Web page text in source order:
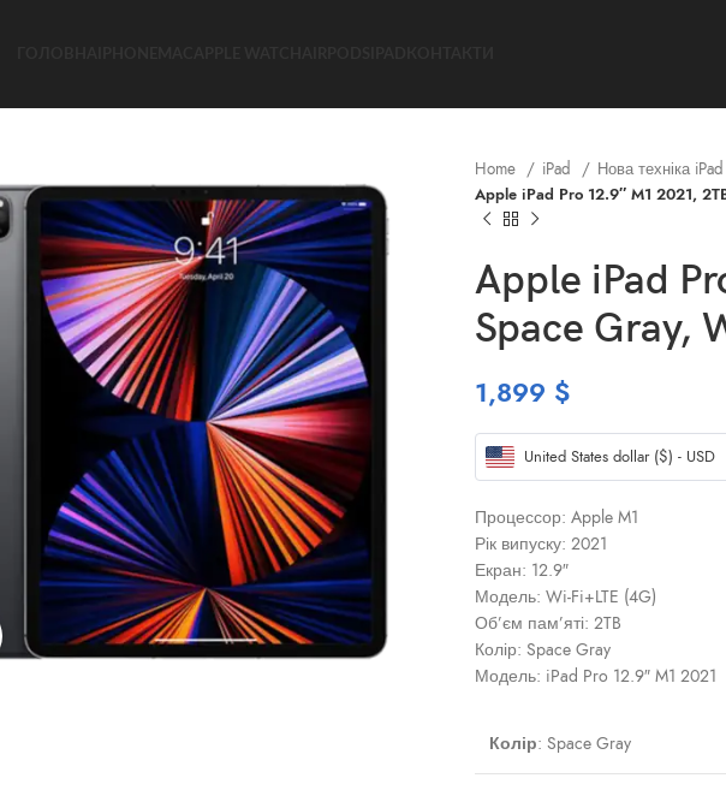
Клацніть, щоб збільшити
Home iPad Нова техніка iPad
Apple iPad Pro 12.9″ M1 2021,
Apple iPad
Space Gray,
1,899 $
United States dollar ($) - USD
Процессор: Apple M1
Рік випуску: 2021
Екран: 12.9″
Модель: Wi-Fi+LTE (4G)
Об’єм пам’яті: 2TB
Колір: Space Gray
Модель: iPad Pro 12.9″ M1 2021
Колір: Space Gray